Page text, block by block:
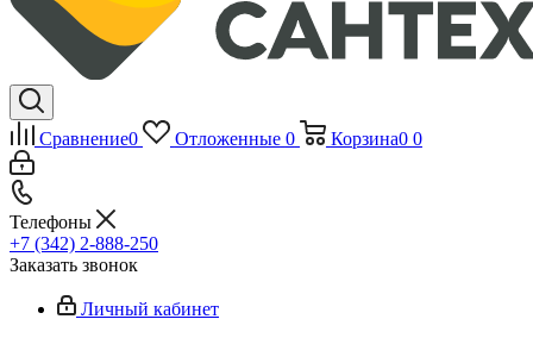
Сравнение0 Отложенные 0 Корзина0 0
Телефоны
+7 (342) 2-888-250
Заказать звонок
Личный кабинет